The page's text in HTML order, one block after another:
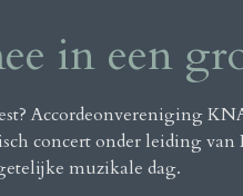
in een
Accordeonvereniging
concert onder leiding
muzikale dag.